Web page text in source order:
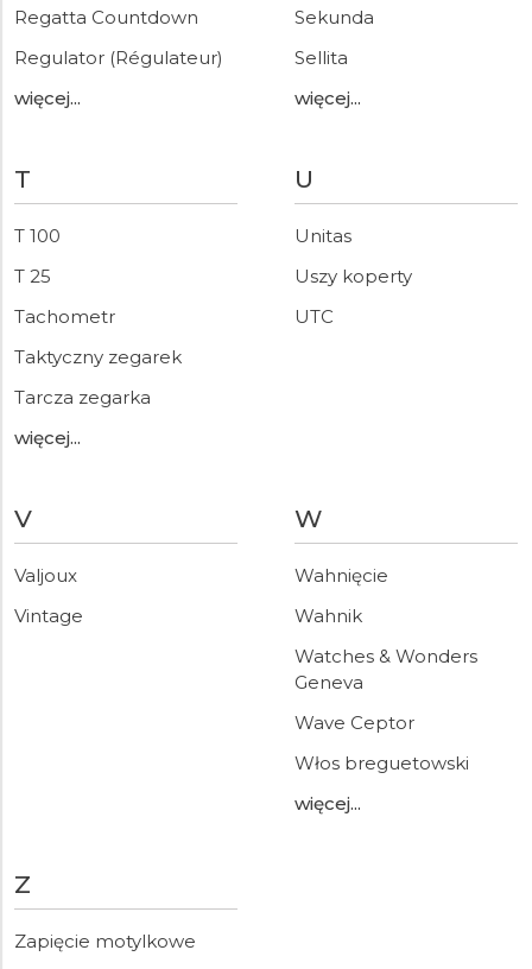
Regatta Countdown
Regulator (Régulateur)
więcej...
Sekunda
Sellita
więcej...
T
T 100
T 25
Tachometr
Taktyczny zegarek
Tarcza zegarka
więcej...
U
Unitas
Uszy koperty
UTC
V
Valjoux
Vintage
W
Wahnięcie
Wahnik
Watches & Wonders
Geneva
Wave Ceptor
Włos breguetowski
więcej...
Z
Zapięcie motylkowe